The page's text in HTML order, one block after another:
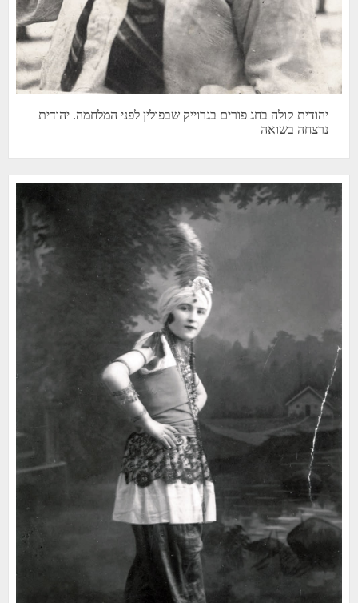
יהודית קולה בחג פורים בגרוייק שבפולין לפני המלחמה. יהודית
נרצחה בשואה